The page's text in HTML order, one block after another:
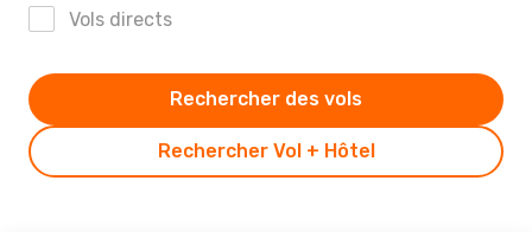
Vols directs
Rechercher Vol + Hôtel
Rechercher des vols